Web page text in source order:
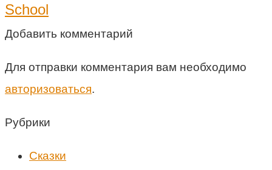
School
Добавить комментарий
Для отправки комментария вам необходимо
авторизоваться.
Рубрики
Cказки